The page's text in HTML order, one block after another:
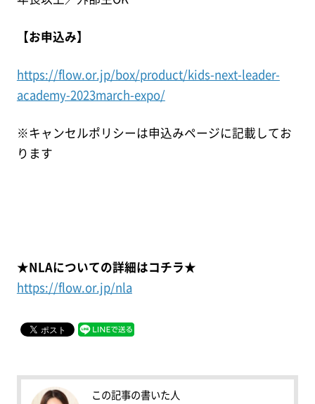
【お申込み】
https://flow.or.jp/box/product/kids-next-leader-
academy-2023march-expo/
※キャンセルポリシーは申込みページに記載してお
ります
★NLAについての詳細はコチラ★
https://flow.or.jp/nla
この記事の書いた人